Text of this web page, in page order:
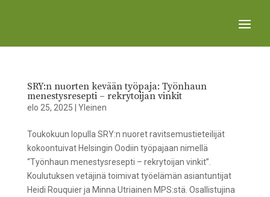
SRY:n nuorten kevään työpaja: Työnhaun
menestysresepti – rekrytoijan vinkit
elo 25, 2025 Yleinen
Toukokuun lopulla SRY:n nuoret ravitsemustieteilijät
kokoontuivat Helsingin Oodiin työpajaan nimellä
“Työnhaun menestysresepti – rekrytoijan vinkit”.
Koulutuksen vetäjinä toimivat työelämän asiantuntijat
Heidi Rouquier ja Minna Utriainen MPS:stä. Osallistujina